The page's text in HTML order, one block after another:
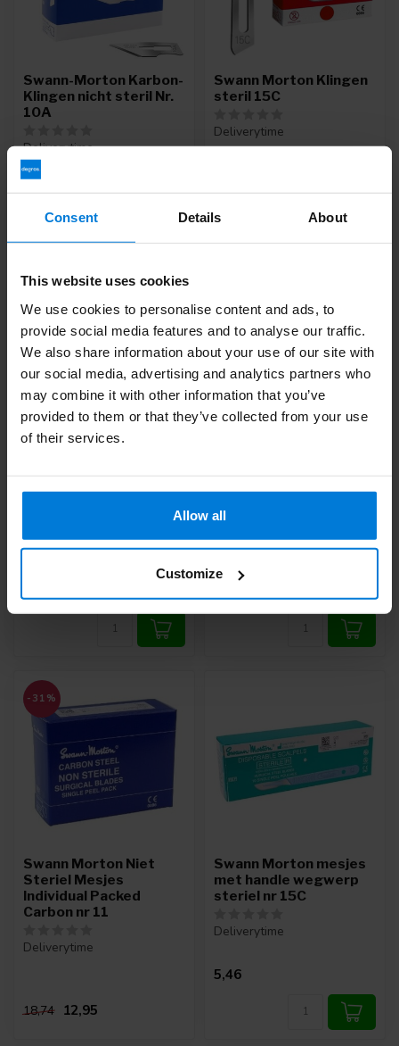
Consent Details About
This website uses cookies
We use cookies to personalise content and ads, to
provide social media features and to analyse our traffic.
We also share information about your use of our site with
our social media, advertising and analytics partners who
may combine it with other information that you’ve
provided to them or that they’ve collected from your use
of their services.
Allow all
Customize
Swann-Morton Karbon-
Klingen nicht steril Nr.
10A
Deliverytime
19,95
Swann Morton Klingen
steril 15C
Deliverytime
Grundpreis: 0,16 /
feinsteril SM62
Grundpreis: 1,89 /
Deliverytime
21,95
Grundpreis: 0,14 /
-31%
Swann Morton Niet
Steriel Mesjes
Individual Packed
Carbon nr 11
Deliverytime
18,74 12,95
Swann Morton mesjes
met handle wegwerp
steriel nr 15C
Deliverytime
5,46